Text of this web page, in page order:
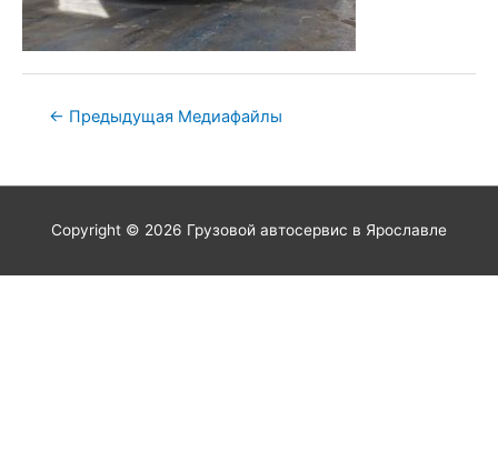
← Предыдущая Медиафайлы
Copyright © 2026 Грузовой автосервис в Ярославле